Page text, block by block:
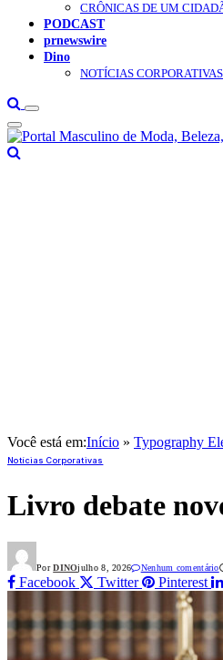
CRÔNICAS DE UM
PODCAST
prnewswire
Dino
NOTÍCIAS CORPORATIVAS
Você está em:Início » Typography
Notícias Corporativas
Livro debate
Por DINOjulho 8, 2026 Nenhum comentário
Facebook Twitter Pinterest